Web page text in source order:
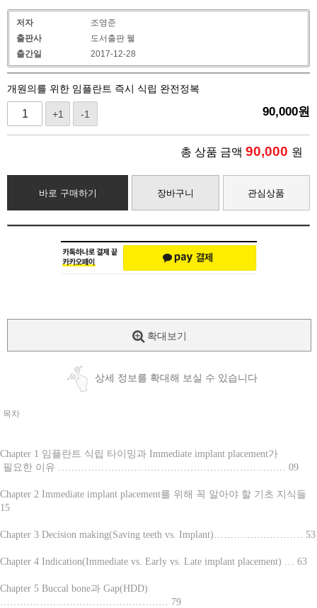
저자
조영준
출판사
도서출판 웰
출간일
2017-12-28
개원의를 위한 임플란트 즉시 식립 완전정복
+1 -1 90,000원
총 상품 금액 90,000 원
바로 구매하기 장바구니 관심상품
확대보기
상세 정보를 확대해 보실 수 있습니다
목차
Chapter 1 임플란트 식립 타이밍과 Immediate implant placement가
필요한 이유 …………………………………………………………… 09
Chapter 2 Immediate implant placement를 위해 꼭 알아야 할 기초 지식들
15
Chapter 3 Decision making(Saving teeth vs. Implant)……………………… 53
Chapter 4 Indication(Immediate vs. Early vs. Late implant placement) … 63
Chapter 5 Buccal bone과 Gap(HDD)
…………………………………………… 79